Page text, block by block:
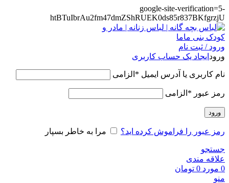
google-site-verification=5-
htBTuIbrAu2fm47dmZShRUEK0ds85r837BKfgrzjU
ورود / ثبت نام
ورود ایجاد یک حساب کاربری
نام کاربری یا آدرس ایمیل * الزامی
رمز عبور * الزامی
ورود
رمز عبور را فراموش کرده اید؟ مرا به خاطر بسپار
جستجو
علاقه مندی
0 مورد 0 تومان
منو